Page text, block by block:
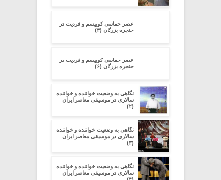
عصر حماسی کوبیسم و فردیت در
حنجره بزرگان (۳)
عصر حماسی کوبیسم و فردیت در
حنجره بزرگان (۶)
نگاهی به وضعیت خواننده و خواننده
سالاری در موسیقی معاصر ایران
(۲)
نگاهی به وضعیت خواننده و خواننده
سالاری در موسیقی معاصر ایران
(۳)
نگاهی به وضعیت خواننده و خواننده
سالاری در موسیقی معاصر ایران
(۴)